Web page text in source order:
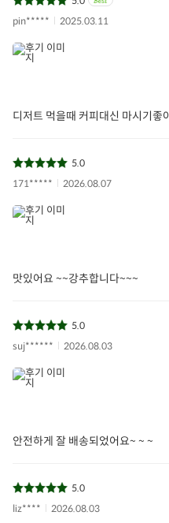
pin*****
2025.03.11
디저트 먹을때 커피대신 마시기좋
5.0
171*****
2026.08.07
맛있어요 ~~강추합니다~~~
5.0
suj******
2026.08.03
안전하게 잘 배송되었어요~ ~ ~
5.0
liz****
2026.08.03